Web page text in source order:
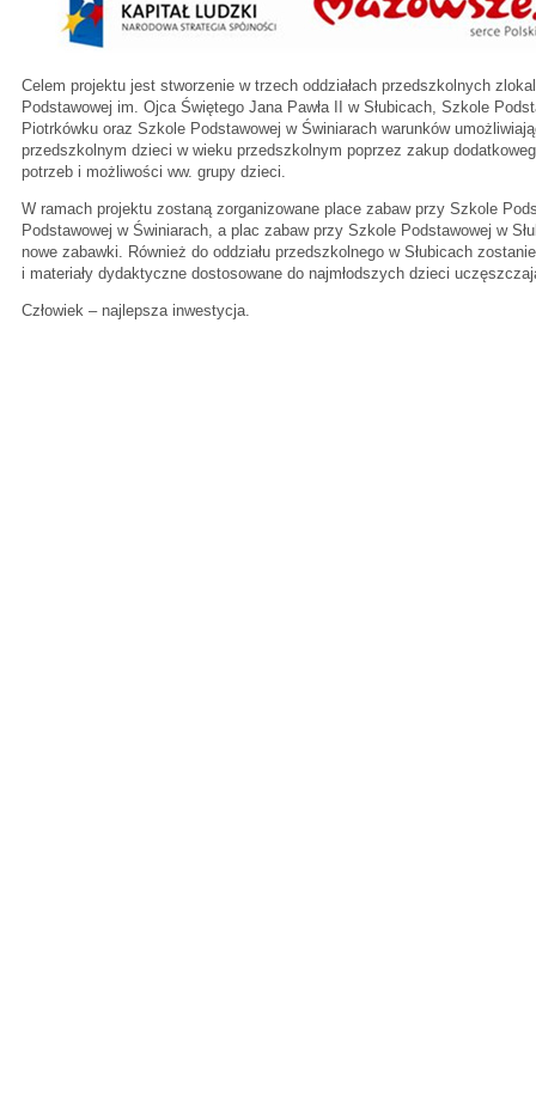
Celem projektu jest stworzenie w trzech oddziałach przedszkolnych
Podstawowej im. Ojca Świętego Jana Pawła II w Słubicach, Szkole
Piotrkówku oraz Szkole Podstawowej w Świniarach warunków
przedszkolnym dzieci w wieku przedszkolnym poprzez zakup
potrzeb i możliwości ww. grupy dzieci.
W ramach projektu zostaną zorganizowane place zabaw przy Szkole
Podstawowej w Świniarach, a plac zabaw przy Szkole Podstawowej w
nowe zabawki. Również do oddziału przedszkolnego w Słubicach
i materiały dydaktyczne dostosowane do najmłodszych dzieci
Człowiek – najlepsza inwestycja.